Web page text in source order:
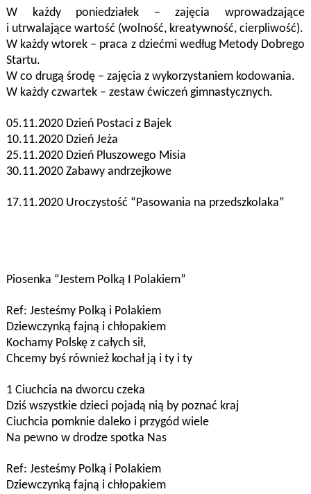
W każdy poniedziałek – zajęcia wprowadzające
i utrwalające wartość (wolność, kreatywność, cierpliwość).
W każdy wtorek – praca z dziećmi według Metody Dobrego
Startu.
W co drugą środę – zajęcia z wykorzystaniem kodowania.
W każdy czwartek – zestaw ćwiczeń gimnastycznych.
05.11.2020 Dzień Postaci z Bajek
10.11.2020 Dzień Jeża
25.11.2020 Dzień Pluszowego Misia
30.11.2020 Zabawy andrzejkowe
17.11.2020 Uroczystość “Pasowania na przedszkolaka”
Piosenka “Jestem Polką I Polakiem”
Ref: Jesteśmy Polką i Polakiem
Dziewczynką fajną i chłopakiem
Kochamy Polskę z całych sił,
Chcemy byś również kochał ją i ty i ty
1 Ciuchcia na dworcu czeka
Dziś wszystkie dzieci pojadą nią by poznać kraj
Ciuchcia pomknie daleko i przygód wiele
Na pewno w drodze spotka Nas
Ref: Jesteśmy Polką i Polakiem
Dziewczynką fajną i chłopakiem